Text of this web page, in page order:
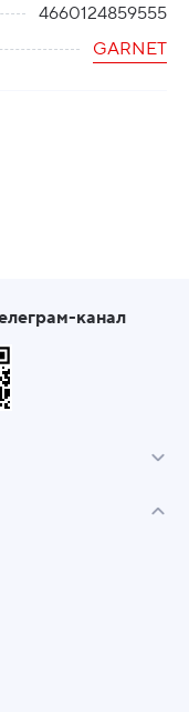
4660124859555
GARNET
канал